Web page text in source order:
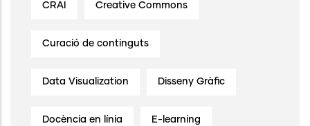
CRAI Creative Commons
Curació de continguts
Data Visualization Disseny Gràfic
Docència en línia E-learning